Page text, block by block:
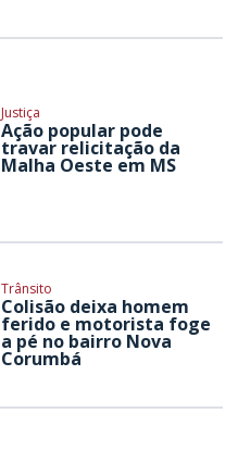
Justiça
Ação popular pode
travar relicitação da
Malha Oeste em MS
Trânsito
Colisão deixa homem
ferido e motorista foge
a pé no bairro Nova
Corumbá